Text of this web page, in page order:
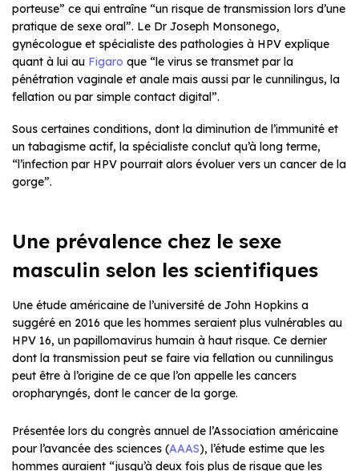
porteuse” ce qui entraîne “un risque de transmission lors d’une
pratique de sexe oral”. Le Dr Joseph Monsonego,
gynécologue et spécialiste des pathologies à HPV explique
quant à lui au Figaro que “le virus se transmet par la
pénétration vaginale et anale mais aussi par le cunnilingus, la
fellation ou par simple contact digital”.
Sous certaines conditions, dont la diminution de l’immunité et
un tabagisme actif, la spécialiste conclut qu’à long terme,
“l’infection par HPV pourrait alors évoluer vers un cancer de la
gorge”.
Une prévalence chez le sexe
masculin selon les scientifiques
Une étude américaine de l’université de John Hopkins a
suggéré en 2016 que les hommes seraient plus vulnérables au
HPV 16, un papillomavirus humain à haut risque. Ce dernier
dont la transmission peut se faire via fellation ou cunnilingus
peut être à l’origine de ce que l’on appelle les cancers
oropharyngés, dont le cancer de la gorge.
Présentée lors du congrès annuel de l’Association américaine
pour l’avancée des sciences (AAAS), l’étude estime que les
hommes auraient “jusqu’à deux fois plus de risque que les